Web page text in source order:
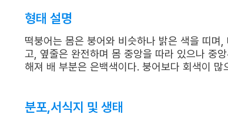
형태 설명
떡붕어는 몸은 붕어와 비슷하나 밝은 색을 띠며
고, 옆줄은 완전하며 몸 중앙을 따라 있으나 중
해져 배 부분은 은백색이다. 붕어보다 회색이
분포,서식지 및 생태